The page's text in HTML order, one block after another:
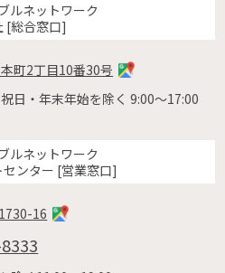
ルネットワーク
[総合窓口]
町2丁目10番30号
日・年末年始を除く 9:00〜17:00
ルネットワーク
ンター [営業窓口]
16